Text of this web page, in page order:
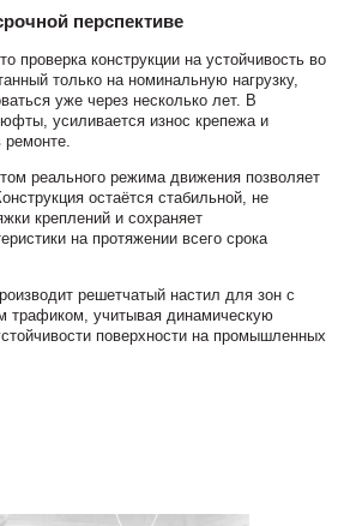
перспективе
проверка конструкции на устойчивость во
только на номинальную нагрузку,
уже через несколько лет. В
усиливается износ крепежа и
ремонте.
реального режима движения позволяет
остаётся стабильной, не
креплений и сохраняет
на протяжении всего срока
решетчатый настил для зон с
трафиком, учитывая динамическую
поверхности на промышленных